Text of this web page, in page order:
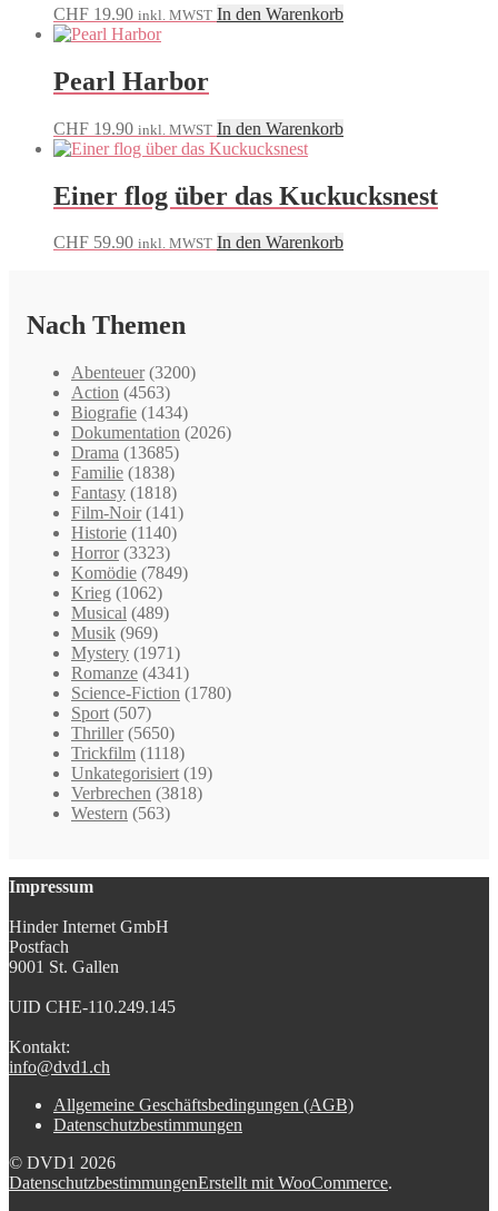
CHF 19.90 inkl. MWST In den Warenkorb
Pearl Harbor
CHF 19.90 inkl. MWST In den Warenkorb
Einer flog über das Kuckucksnest
CHF 59.90 inkl. MWST In den Warenkorb
Nach Themen
Abenteuer (3200)
Action (4563)
Biografie (1434)
Dokumentation (2026)
Drama (13685)
Familie (1838)
Fantasy (1818)
Film-Noir (141)
Historie (1140)
Horror (3323)
Komödie (7849)
Krieg (1062)
Musical (489)
Musik (969)
Mystery (1971)
Romanze (4341)
Science-Fiction (1780)
Sport (507)
Thriller (5650)
Trickfilm (1118)
Unkategorisiert (19)
Verbrechen (3818)
Western (563)
Impressum
Hinder Internet GmbH
Postfach
9001 St. Gallen
UID CHE-110.249.145
Kontakt:
info@dvd1.ch
Allgemeine Geschäftsbedingungen (AGB)
Datenschutzbestimmungen
© DVD1 2026
DatenschutzbestimmungenErstellt mit WooCommerce.